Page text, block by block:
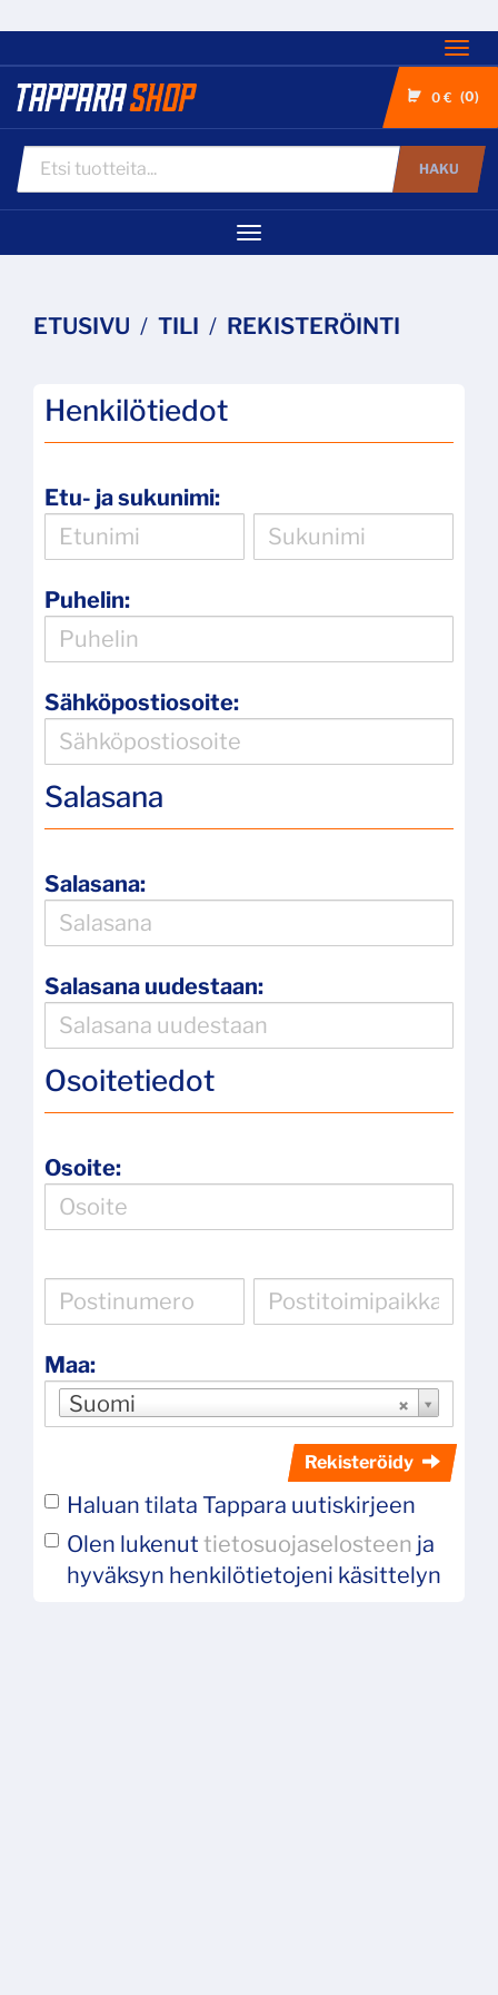
0 € 0
HAKU
Navigaatio
ETUSIVU TILI REKISTERÖINTI
Henkilötiedot
Etu- ja sukunimi:
Puhelin:
Sähköpostiosoite:
Salasana
Salasana:
Salasana uudestaan:
Osoitetiedot
Osoite:
Maa:
Suomi
Rekisteröidy
Haluan tilata Tappara uutiskirjeen
Olen lukenut tietosuojaselosteen ja
hyväksyn henkilötietojeni käsittelyn